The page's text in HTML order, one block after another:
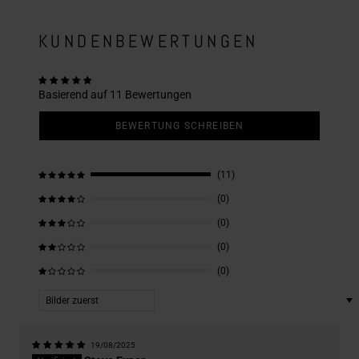
KUNDENBEWERTUNGEN
Basierend auf 11 Bewertungen
BEWERTUNG SCHREIBEN
(11)
(0)
(0)
(0)
(0)
Sort by
19/08/2025